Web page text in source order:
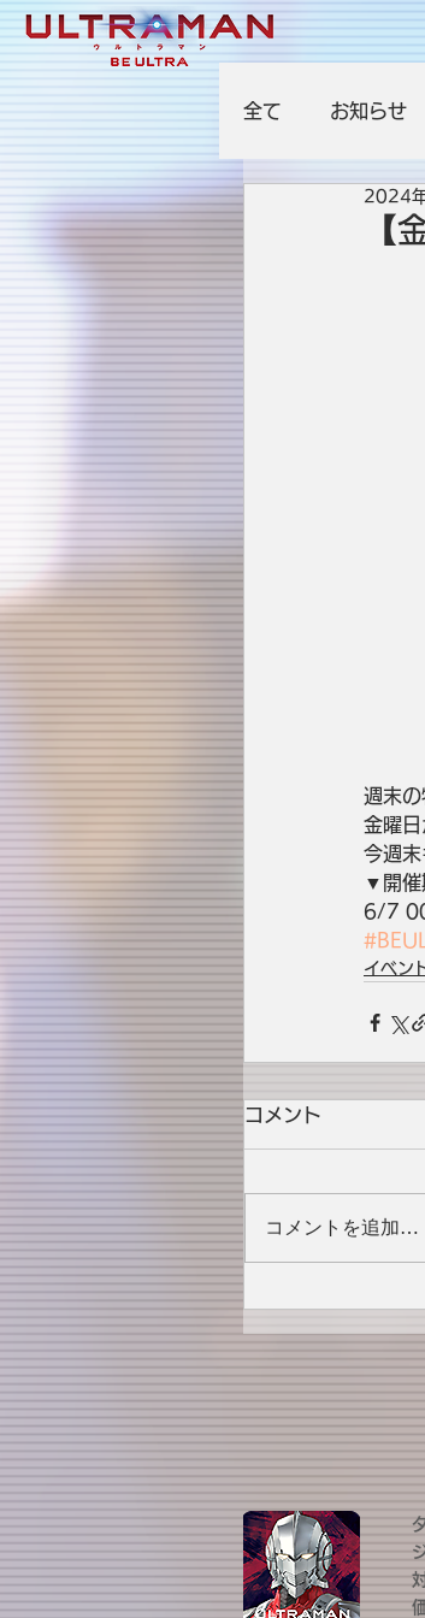
全て お知らせ
【
2024
週末の
金曜
今週
▼開催
6/7
イベン
コメント
コメントを追加…